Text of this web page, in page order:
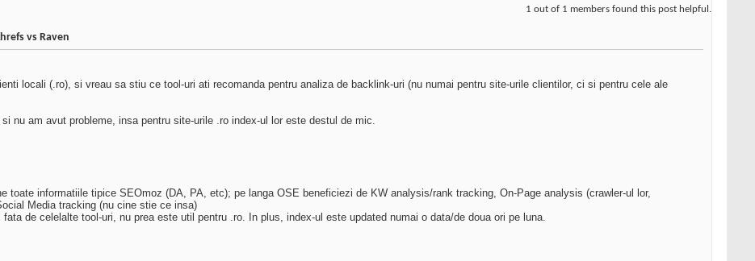
1 out of 1 members found this post helpful.
vs Raven
locali (.ro), si vreau sa stiu ce tool-uri ati recomanda pentru analiza de backlink-uri (nu numai pentru site-urile clientilor, ci si pentru cele ale
nu am avut probleme, insa pentru site-urile .ro index-ul lor este destul de mic.
toate informatiile tipice SEOmoz (DA, PA, etc); pe langa OSE beneficiezi de KW analysis/rank tracking, On-Page analysis (crawler-ul lor,
Media tracking (nu cine stie ce insa)
de celelalte tool-uri, nu prea este util pentru .ro. In plus, index-ul este updated numai o data/de doua ori pe luna.